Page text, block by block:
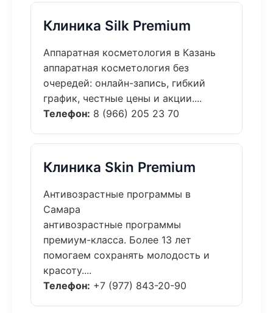
Клиника Silk Premium
Аппаратная косметология в Казань
аппаратная косметология без
очередей: онлайн-запись, гибкий
график, честные цены и акции....
Телефон: 8 (966) 205 23 70
Клиника Skin Premium
Антивозрастные программы в
Самара
антивозрастные программы
премиум-класса. Более 13 лет
помогаем сохранять молодость и
красоту....
Телефон: +7 (977) 843-20-90